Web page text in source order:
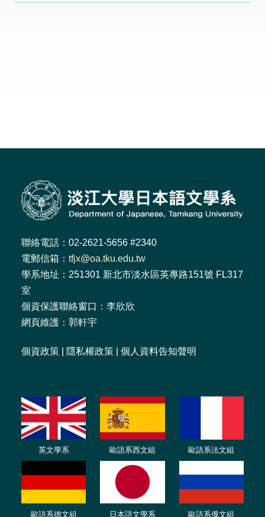
聯絡電話：02-2621-5656 #2340
電郵信箱： tfjx@oa.tku.edu.tw
學系地址：251301 新北市淡水區英專路151號 FL317
室
個資保護聯絡窗口：李欣欣
網頁維護：郭軒宇
個資政策 隱私權政策 個人資料告知聲明
英文學系 歐語系西文組 歐語系法文組
歐語系德文組 日本語文學系 歐語系俄文組